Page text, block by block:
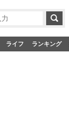
ライフ ランキング